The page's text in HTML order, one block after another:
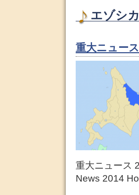
エゾシ
重大ニュー
重大ニュース
News 2014